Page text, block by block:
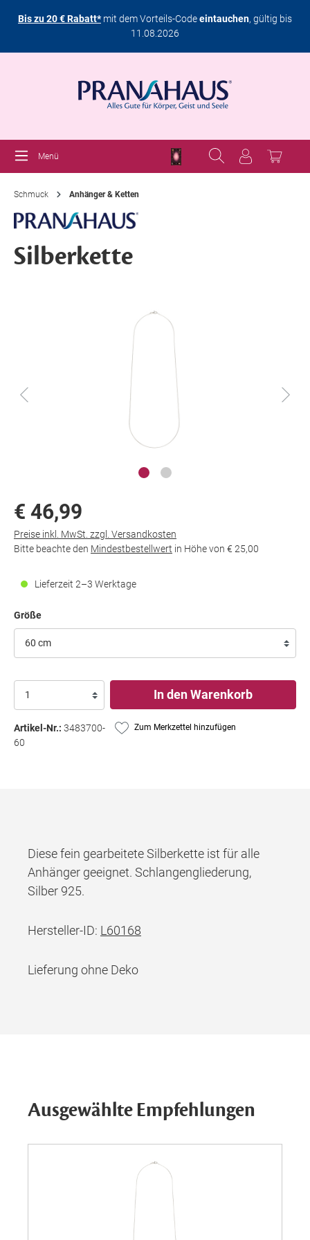
Bis zu 20 € Rabatt*mit dem Vorteils-Codeeintauchen, gültig bis
11.08.2026
Menü
Schmuck Anhänger & Ketten
Silberkette
€ 46,99
Preise inkl. MwSt. zzgl. Versandkosten
Bitte beachte den Mindestbestellwert in Höhe von € 25,00
Lieferzeit 2–3 Werktage
Größe
In den Warenkorb
Artikel-Nr.: 3483700-
60
Zum Merkzettel hinzufügen
Diese fein gearbeitete Silberkette ist für alle
Anhänger geeignet. Schlangengliederung,
Silber 925.
Hersteller-ID: L60168
Lieferung ohne Deko
Ausgewählte Empfehlungen